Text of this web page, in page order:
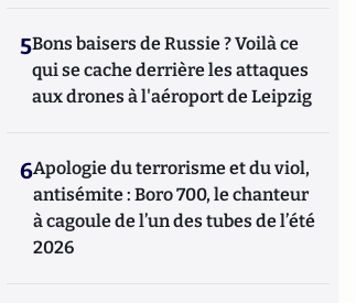
5Bons baisers de Russie ? Voilà ce
qui se cache derrière les attaques
aux drones à l'aéroport de Leipzig
6Apologie du terrorisme et du viol,
antisémite : Boro 700, le chanteur
à cagoule de l’un des tubes de l’été
2026